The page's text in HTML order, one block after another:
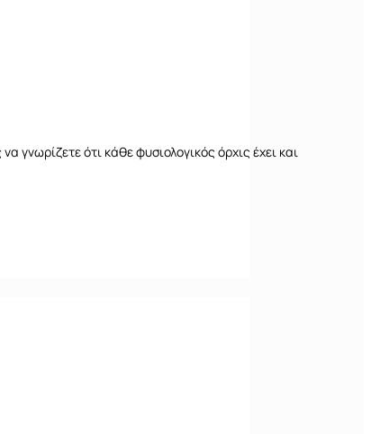
γνωρίζετε ότι κάθε φυσιολογικός όρχις έχει και